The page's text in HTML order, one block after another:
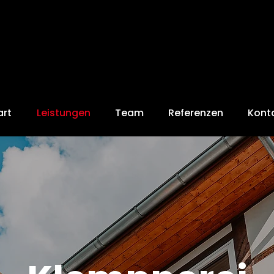
Leistungen Team Referenzen